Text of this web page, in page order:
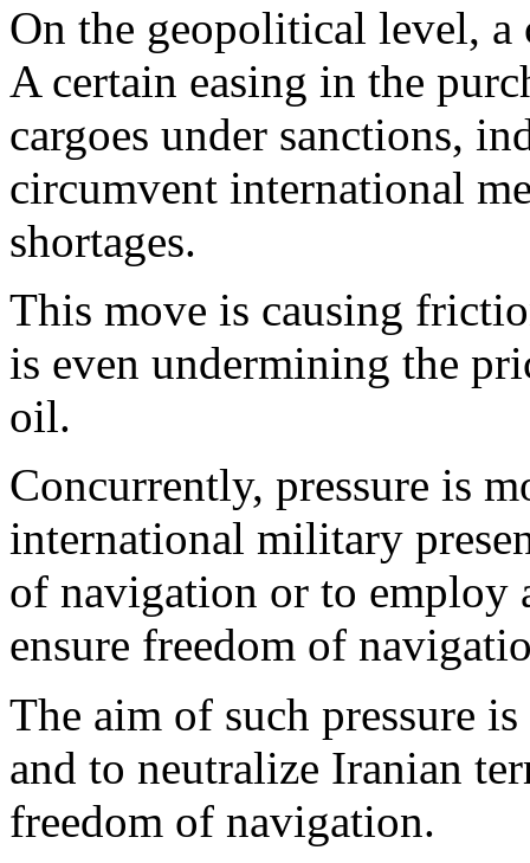
On the geopolitical level,
A certain easing in the
cargoes under sanctions,
circumvent international
shortages.
This move is causing
is even undermining the
oil.
Concurrently, pressure is
international military
of navigation or to
ensure freedom of
The aim of such pressure
and to neutralize Iranian
freedom of navigation.